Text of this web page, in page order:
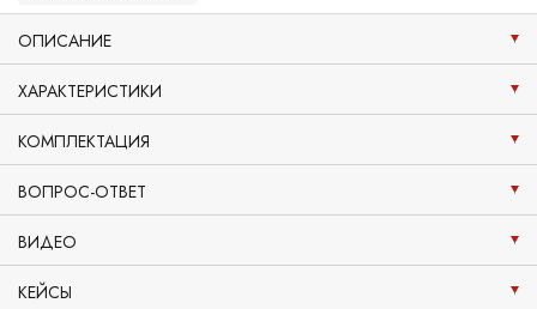
ОПИСАНИЕ
ХАРАКТЕРИСТИКИ
КОМПЛЕКТАЦИЯ
ВОПРОС-ОТВЕТ
ВИДЕО
КЕЙСЫ